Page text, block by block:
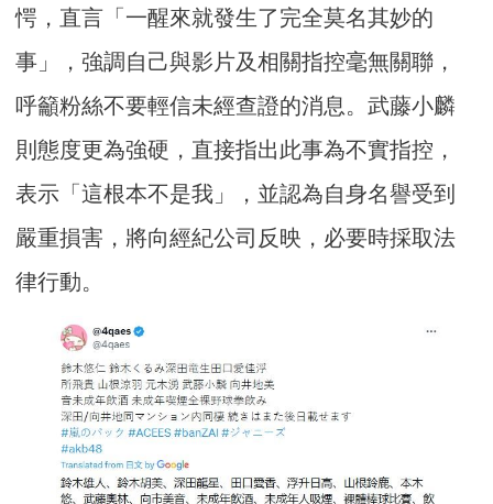
愕，直言「一醒來就發生了完全莫名其妙的
事」，強調自己與影片及相關指控毫無關聯，
呼籲粉絲不要輕信未經查證的消息。武藤小麟
則態度更為強硬，直接指出此事為不實指控，
表示「這根本不是我」，並認為自身名譽受到
嚴重損害，將向經紀公司反映，必要時採取法
律行動。